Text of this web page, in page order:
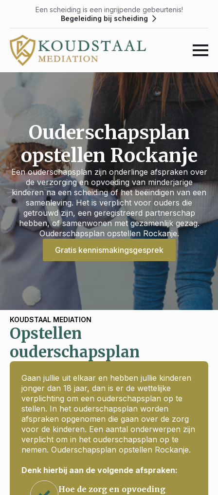
Een scheiding is een ingrijpende gebeurtenis!
Begeleiding bij scheiding
Ouderschapsplan
opstellen Rockanje
Een ouderschapsplan zijn onderlinge afspraken over
de verzorging en opvoeding van minderjarige
kinderen na een scheiding of het beëindigen van een
samenleving. Het is verplicht voor ouders die
getrouwd zijn, een geregistreerd partnerschap
hebben, of samenwonen met gezamenlijk gezag.
Ouderschapsplan opstellen Rockanje.
Gratis kennismakingsgesprek
KOUDSTAAL MEDIATION
Opstellen
ouderschapsplan
Gaan jullie uit elkaar en hebben jullie kinderen
jonger dan 18 jaar, dan is er de wettelijke
verplichting om een ouderschapsplan op te
stellen. In het ouderschapsplan worden
afspraken opgenomen die gaan over de zorg
voor de kinderen. Een aantal onderwerpen zijn
verplicht om in het ouderschapsplan op te
nemen. Ouderschapsplan opstellen Rockanje.
Denk hierbij aan de volgende afspraken:
Hoe de zorg en opvoeding